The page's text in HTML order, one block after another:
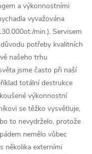
a výkonnostními
vyvažována
min.). Servisem
potřeby kvalitních
našeho trhu
jsme často při naší
totální destrukce
výkonnostní
se těžko vysvětluje,
to nevydrželo, protože
nemělo vůbec
několika externími